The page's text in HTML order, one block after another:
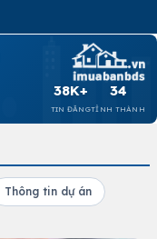
38K+
TIN ĐĂNG
34
TỈNH THÀNH
Thông tin dự án